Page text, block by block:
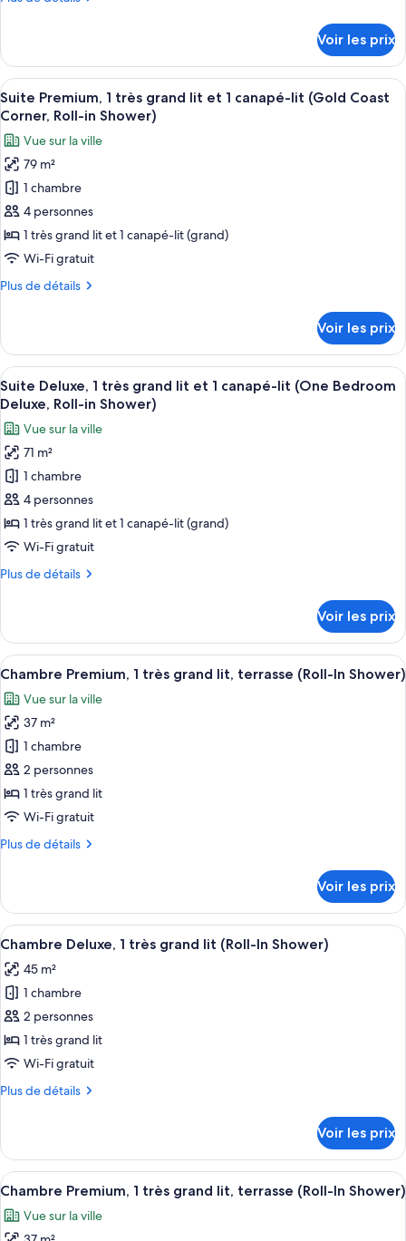
Junior,
très
grand
lit,
accessible
aux
personnes
à
mobilité
réduite
le
type
de
chambre
Junior,
très
grand
lit,
aux
personnes
mobilité
Voir les prix
Afficher
toutes
les
photos
pour
ce
type
de
chambre :
Premium,
grand
lit
et
1
canapé-
lit
(Gold
Coast
Corner,
Roll-
in
Un balcon avec deux chaises et une
12
Suite Premium, 1 très grand lit et 1 canapé-lit (Gold Coast
Corner, Roll-in Shower)
Vue sur la ville
79 m²
1 chambre
4 personnes
1 très grand lit et 1 canapé-lit (grand)
Wi-Fi gratuit
Plus de détails
Plus
le
type
de
chambre
Premium,
très
grand
lit
canapé-
(Gold
in
Shower)
Voir les prix
Afficher
toutes
les
photos
pour
ce
type
de
chambre :
Deluxe,
grand
lit
et
1
canapé-
lit
(One
Bedroom
Deluxe,
Roll-
in
Une chambre d’hôtel moderne
9
Suite Deluxe, 1 très grand lit et 1 canapé-lit (One Bedroom
Deluxe, Roll-in Shower)
Vue sur la ville
71 m²
1 chambre
4 personnes
1 très grand lit et 1 canapé-lit (grand)
Wi-Fi gratuit
Plus de détails
Plus
le
type
de
Suite
Deluxe,
très
grand
lit
et
lit
Deluxe,
Roll-
in
Shower)
Voir les prix
Afficher
toutes
les
photos
pour
ce
type
de
chambre :
Chambre
très
grand
lit,
terrasse
(Roll-
In
Shower)
Une chambre d’hôtel dotée d’un
8
Chambre Premium, 1 très grand lit, terrasse (Roll-In Shower)
Vue sur la ville
37 m²
1 chambre
2 personnes
1 très grand lit
Wi-Fi gratuit
Plus de détails
Plus
le
type
de
Chambre
Premium,
très
grand
lit,
terrasse
(Roll-
Voir les prix
Afficher
toutes
les
photos
pour
ce
type
chambre :
très
grand
lit
Un salon moderne doté d’une
9
Chambre Deluxe, 1 très grand lit (Roll-In Shower)
45 m²
1 chambre
2 personnes
1 très grand lit
Wi-Fi gratuit
Plus de détails
Plus
le
type
de
Chambre
Deluxe,
Voir les prix
Afficher
toutes
les
Un balcon avec une chaise et un
8
Chambre Premium, 1 très grand lit, terrasse (Roll-In Shower)
Vue sur la ville